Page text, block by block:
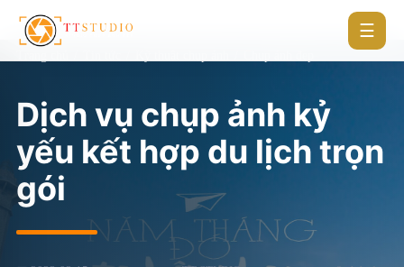
☰
Dịch vụ chụp ảnh kỷ
yếu kết hợp du lịch trọn
gói